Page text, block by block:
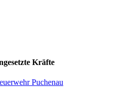
Kräfte
Puchenau